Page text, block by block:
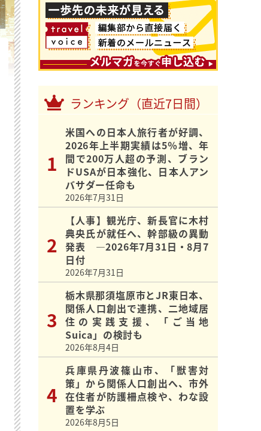
ランキング（直近7日間）
米国への日本人旅行者が好調、
2026年上半期実績は5％増、年
間で200万人超の予測、ブラン
ドUSAが日本強化、日本人アン
バサダー任命も
2026年7月31日
【人事】観光庁、新長官に木村
典央氏が就任へ、幹部級の異動
発表 ―2026年7月31日・8月7
日付
2026年7月31日
栃木県那須塩原市とJR東日本、
関係人口創出で連携、二地域居
住の実践支援、「ご当地
Suica」の検討も
2026年8月4日
兵庫県丹波篠山市、「獣害対
策」から関係人口創出へ、市外
在住者が防護柵点検や、わな設
置を学ぶ
2026年8月5日